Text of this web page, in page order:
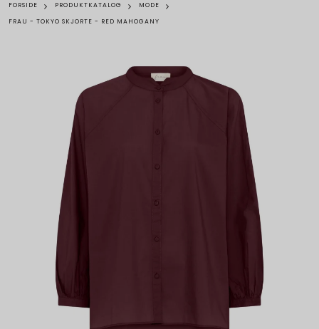
i
g
FORSIDE PRODUKTKATALOG
MODE
FRAU - TOKYO SKJORTE - RED MAHOGANY